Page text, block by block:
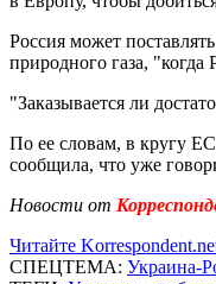
Россия может
природного газа,
"Заказывается ли
По ее словам, в кругу
сообщила, что уже
Новости от
Читайте
СПЕЦТЕМА: Украина-